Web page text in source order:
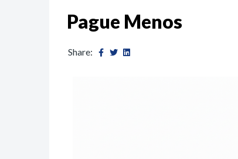
Pague Menos
Share: